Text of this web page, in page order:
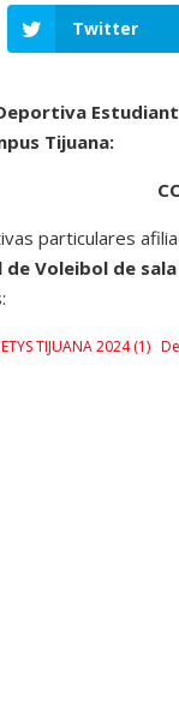
Twitter
Tijuana:
particulares
Voleibol de
TIJUANA 2024 (1)